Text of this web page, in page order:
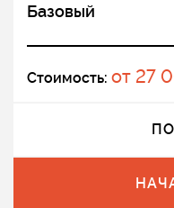
Базовый
Стоимость: от 27